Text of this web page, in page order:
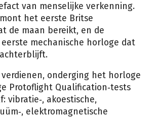
van menselijke verkenning.
het eerste Britse
de maan bereikt, en de
mechanische horloge dat
onderging het horloge
Protoflight Qualification‑tests
vibratie‑, akoestische,
elektromagnetische